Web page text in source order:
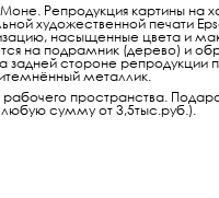
Репродукция картины на
художественной печати
насыщенные цвета и
на подрамник (дерево) и
задней стороне
металлик.
пространства.
сумму от 3,5тыс.руб.).